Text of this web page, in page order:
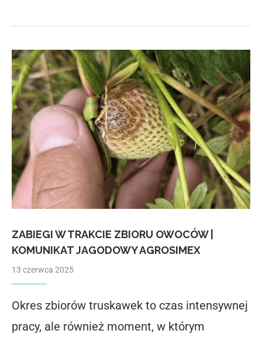
ZABIEGI W TRAKCIE ZBIORU OWOCÓW |
KOMUNIKAT JAGODOWY AGROSIMEX
13 czerwca 2025
Okres zbiorów truskawek to czas intensywnej
pracy, ale również moment, w którym